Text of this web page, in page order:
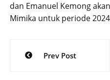
dan Emanuel Kemong
Mimika untuk periode
Post
navigation
Prev Post